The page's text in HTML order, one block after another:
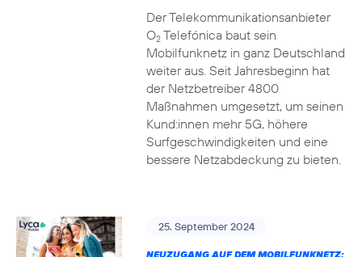
Der Telekommunikationsanbieter
O2Telefónica baut sein
Mobilfunknetz in ganz Deutschland
weiter aus. Seit Jahresbeginn hat
der Netzbetreiber 4800
Maßnahmen umgesetzt, um seinen
Kund:innen mehr 5G, höhere
Surfgeschwindigkeiten und eine
bessere Netzabdeckung zu bieten.
25. September 2024
NEUZUGANG AUF DEM MOBILFUNKNETZ: